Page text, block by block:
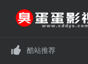
酷站推荐